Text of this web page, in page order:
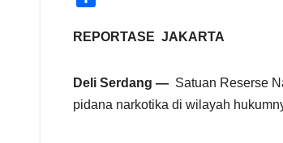
a
e
REPORTASE JAKARTA
Deli Serdang — Satuan Reserse
pidana narkotika di wilayah